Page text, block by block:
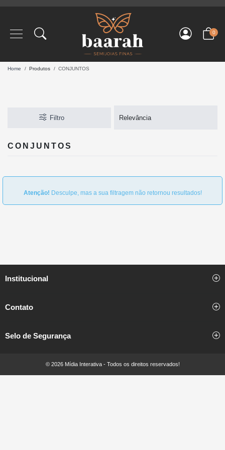
0
Home Produtos CONJUNTOS
Filtro
CONJUNTOS
Atenção! Desculpe, mas a sua filtragem não retornou resultados!
Institucional
Contato
Selo de Segurança
© 2026 Mídia Interativa - Todos os direitos reservados!